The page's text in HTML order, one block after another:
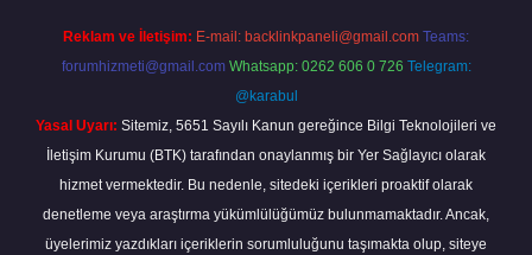
Reklam ve İletişim: E-mail: backlinkpaneli@gmail.com Teams:
forumhizmeti@gmail.com Whatsapp: 0262 606 0 726 Telegram:
@karabul
Yasal Uyarı: Sitemiz, 5651 Sayılı Kanun gereğince Bilgi Teknolojileri ve
İletişim Kurumu (BTK) tarafından onaylanmış bir Yer Sağlayıcı olarak
hizmet vermektedir. Bu nedenle, sitedeki içerikleri proaktif olarak
denetleme veya araştırma yükümlülüğümüz bulunmamaktadır. Ancak,
üyelerimiz yazdıkları içeriklerin sorumluluğunu taşımakta olup, siteye